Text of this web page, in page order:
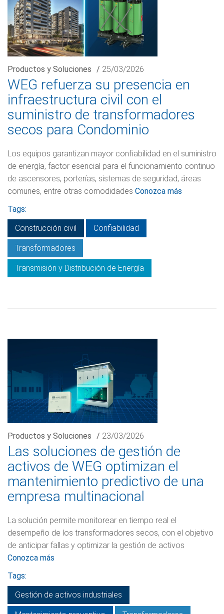
Productos y Soluciones / 25/03/2026
WEG refuerza su presencia en
infraestructura civil con el
suministro de transformadores
secos para Condominio
Los equipos garantizan mayor confiabilidad en el suministro
de energía, factor esencial para el funcionamiento continuo
de ascensores, porterías, sistemas de seguridad, áreas
comunes, entre otras comodidades Conozca más
Tags:
Construcción civil
Confiabilidad
Transformadores
Transmisión y Distribución de Energía
Productos y Soluciones / 23/03/2026
Las soluciones de gestión de
activos de WEG optimizan el
mantenimiento predictivo de una
empresa multinacional
La solución permite monitorear en tiempo real el
desempeño de los transformadores secos, con el objetivo
de anticipar fallas y optimizar la gestión de activos
Conozca más
Tags:
Gestión de activos industriales